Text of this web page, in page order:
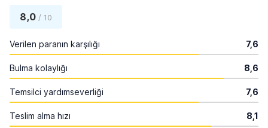
8,0 / 10
Verilen paranın karşılığı 7,6
Bulma kolaylığı 8,6
Temsilci yardımseverliği 7,6
Teslim alma hızı 8,1